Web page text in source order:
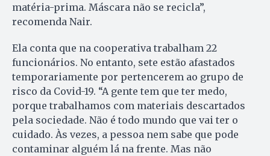
matéria-prima. Máscara não se recicla”,
recomenda Nair.
Ela conta que na cooperativa trabalham 22
funcionários. No entanto, sete estão afastados
temporariamente por pertencerem ao grupo de
risco da Covid-19. “A gente tem que ter medo,
porque trabalhamos com materiais descartados
pela sociedade. Não é todo mundo que vai ter o
cuidado. Às vezes, a pessoa nem sabe que pode
contaminar alguém lá na frente. Mas não